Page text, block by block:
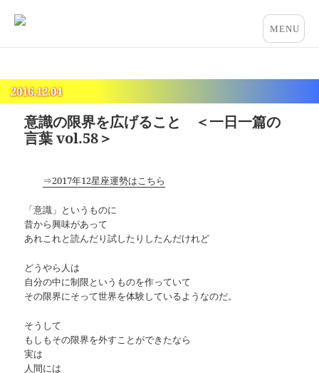
2016.12.04
意識の限界を広げること ＜一日一篇の
言葉 vol.58＞
⇒2017年12星座運勢はこちら
「意識」というものに
昔から興味があって
あれこれと読んだり試したりしたんだけれど
どうやら人は
自分の中に制限というものを作っていて
その限界にそって世界を体験しているようなのだ。
そうして
もしもその限界を外すことができたなら
実は
人間には